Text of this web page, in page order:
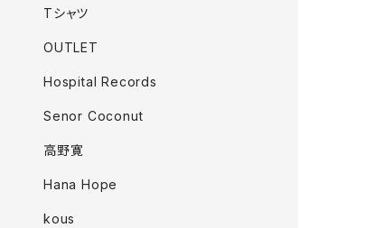
Tシャツ
OUTLET
Hospital Records
Senor Coconut
高野寛
Hana Hope
kous